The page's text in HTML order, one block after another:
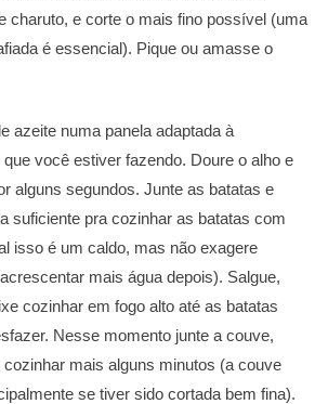
charuto, e corte o mais fino possível (uma
é essencial). Pique ou amasse o
azeite numa panela adaptada à
você estiver fazendo. Doure o alho e
alguns segundos. Junte as batatas e
suficiente pra cozinhar as batatas com
isso é um caldo, mas não exagere
mais água depois). Salgue,
cozinhar em fogo alto até as batatas
Nesse momento junte a couve,
cozinhar mais alguns minutos (a couve
se tiver sido cortada bem fina).